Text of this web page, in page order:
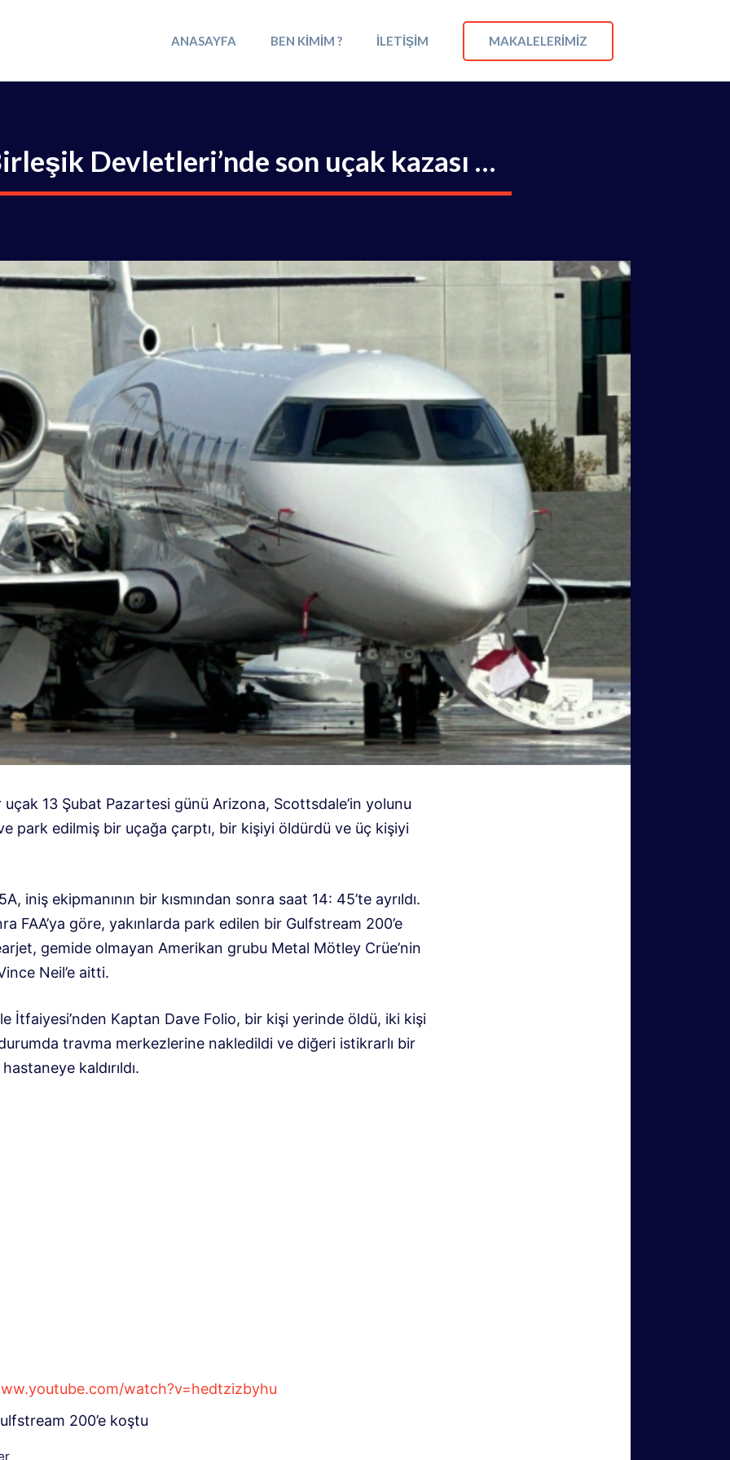
ANASAYFA BEN KIMIM ? İLETIŞIM MAKALELERIMIZ
Devletleri’nde son uçak kazası …
uçak 13 Şubat Pazartesi günü Arizona, Scottsdale’in yolunu
park edilmiş bir uçağa çarptı, bir kişiyi öldürdü ve üç kişiyi
iniş ekipmanının bir kısmından sonra saat 14: 45’te ayrıldı.
FAA’ya göre, yakınlarda park edilen bir Gulfstream 200’e
gemide olmayan Amerikan grubu Metal Mötley Crüe’nin
Neil’e aitti.
İtfaiyesi’nden Kaptan Dave Folio, bir kişi yerinde öldü, iki kişi
travma merkezlerine nakledildi ve diğeri istikrarlı bir
kaldırıldı.
watch?v=hedtzizbyhu
200’e koştu